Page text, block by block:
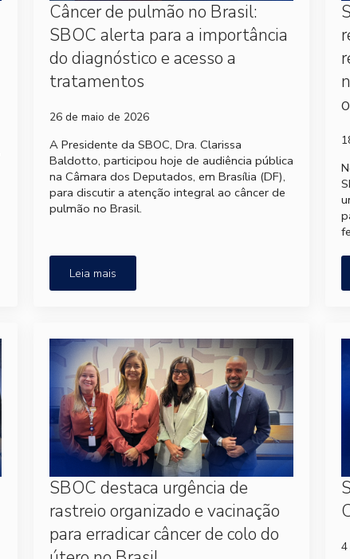
Câncer de pulmão no Brasil:
SBOC alerta para a importância
do diagnóstico e acesso a
tratamentos
26 de maio de 2026
A Presidente da SBOC, Dra. Clarissa
Baldotto, participou hoje de audiência pública
na Câmara dos Deputados, em Brasília (DF),
para discutir a atenção integral ao câncer de
pulmão no Brasil.
Leia mais
SBOC destaca urgência de
rastreio organizado e vacinação
para erradicar câncer de colo do